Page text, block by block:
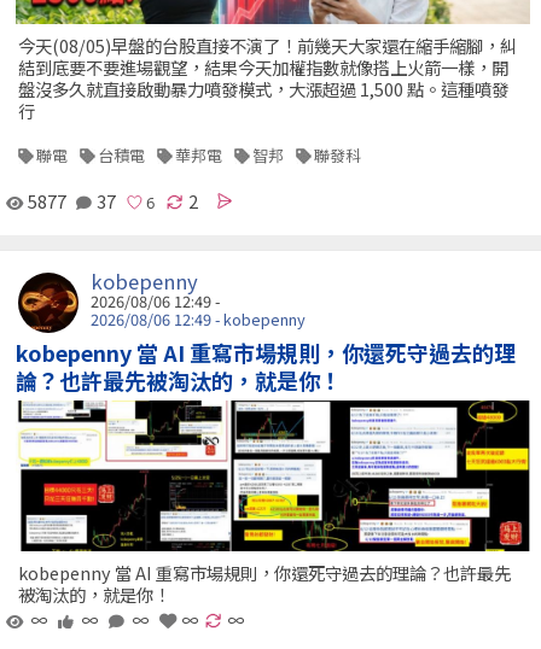
今天(08/05)早盤的台股直接不演了！前幾天大家還在縮手縮腳，糾
結到底要不要進場觀望，結果今天加權指數就像搭上火箭一樣，開
盤沒多久就直接啟動暴力噴發模式，大漲超過 1,500 點。這種噴發
行
聯電 台積電 華邦電 智邦 聯發科
5877 37 2
kobepenny
2026/08/06 12:49 -
2026/08/06 12:49 - kobepenny
kobepenny 當 AI 重寫市場規則，你還死守過去的理
論？也許最先被淘汰的，就是你！
kobepenny 當 AI 重寫市場規則，你還死守過去的理論？也許最先
被淘汰的，就是你！
∞
∞ ∞ ∞ ∞